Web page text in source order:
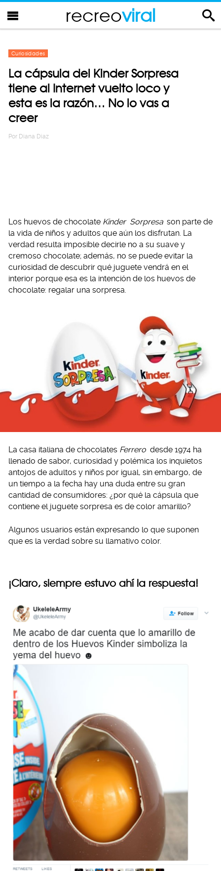
recreoviral
Curiosidades
La cápsula del Kinder Sorpresa
tiene al Internet vuelto loco y
esta es la razón… No lo vas a
creer
Por Diana Diaz
Los huevos de chocolate Kinder Sorpresa son parte de
la vida de niños y adultos que aún los disfrutan. La
verdad resulta imposible decirle no a su suave y
cremoso chocolate; además, no se puede evitar la
curiosidad de descubrir qué juguete vendrá en el
interior porque esa es la intención de los huevos de
chocolate: regalar una sorpresa.
La casa italiana de chocolates Ferrero desde 1974 ha
llenado de sabor, curiosidad y polémica los inquietos
antojos de adultos y niños por igual, sin embargo, de
un tiempo a la fecha hay una duda entre su gran
cantidad de consumidores: ¿por qué la cápsula que
contiene el juguete sorpresa es de color amarillo?
Algunos usuarios están expresando lo que suponen
que es la verdad sobre su llamativo color.
¡Claro, siempre estuvo ahí la respuesta!